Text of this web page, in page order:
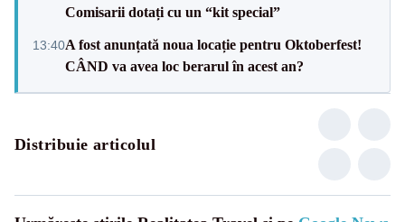
Comisarii dotați cu un “kit special”
13:40A fost anunțată noua locație pentru Oktoberfest!
CÂND va avea loc berarul în acest an?
Distribuie articolul